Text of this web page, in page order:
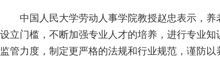
中国人民大学劳动人事学院教授赵忠表示，养
设立门槛，不断加强专业人才的培养，进行专业
监管力度，制定更严格的法规和行业规范，谨防